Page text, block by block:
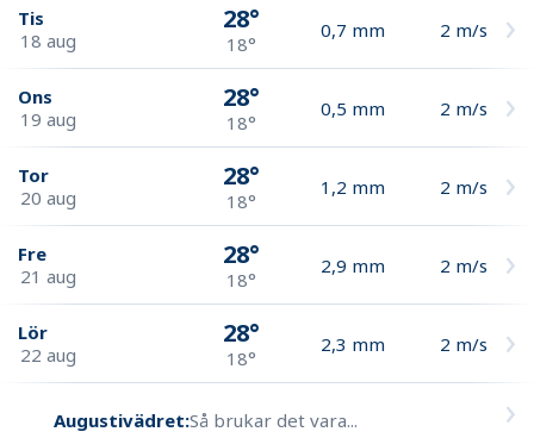
Tis
18 aug
28°
18°
0,7 mm 2 m/s
Ons
19 aug
28°
18°
0,5 mm 2 m/s
Tor
20 aug
28°
18°
1,2 mm 2 m/s
Fre
21 aug
28°
18°
2,9 mm 2 m/s
Lör
22 aug
28°
18°
2,3 mm 2 m/s
Augustivädret:Så brukar det vara...